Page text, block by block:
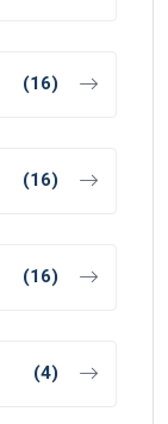
(16)
(16)
(16)
(4)